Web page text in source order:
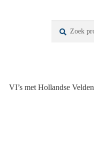
Zoeken
VI’s met Hollandse Velden